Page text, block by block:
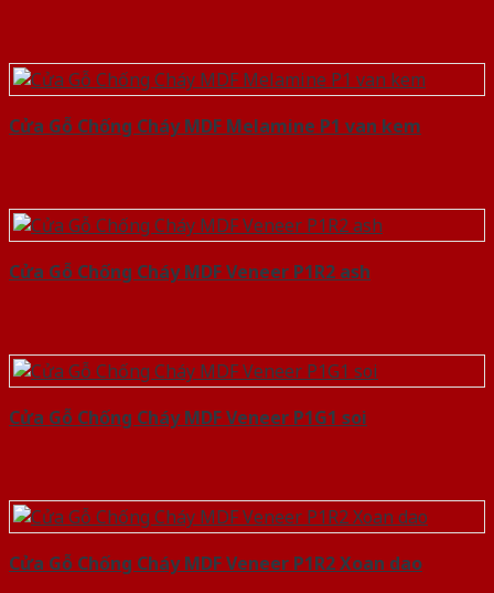
Cửa Gỗ Chống Cháy MDF Melamine P1 van kem
Cửa Gỗ Chống Cháy MDF Veneer P1R2 ash
Cửa Gỗ Chống Cháy MDF Veneer P1G1 soi
Cửa Gỗ Chống Cháy MDF Veneer P1R2 Xoan dao